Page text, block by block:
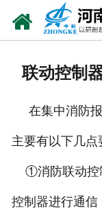
联动控制
在集中消防报
主要有以下几点
①消防联动控
控制器进行通信